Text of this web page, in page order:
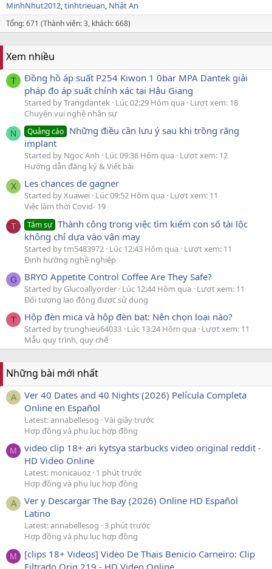
MinhNhut2012 tinhtrieuan Nhật An
Tổng: 671 (Thành viên: 3, khách: 668)
Xem nhiều
T
Đồng hồ áp suất P254 Kiwon 1 0bar MPA Dantek giải
pháp đo áp suất chính xác tại Hậu Giang
Started by Trangdantek Lúc 02:29 Hôm qua Lượt xem: 18
Chuyện vui nghề nhân sự
N Quảng cáo Những điều cần lưu ý sau khi trồng răng
implant
Started by Ngọc Anh Lúc 09:36 Hôm qua Lượt xem: 12
Hướng dẫn đăng ký & Viết bài
X Les chances de gagner
Started by Xuawei Lúc 09:52 Hôm qua Lượt xem: 11
Việc làm thời Covid- 19
T Tâm sự Thành công trong việc tìm kiếm con số tài lộc
không chỉ dựa vào vận may
Started by tm5483972 Lúc 12:43 Hôm qua Lượt xem: 11
Định hướng nghề nghiệp
G BRYO Appetite Control Coffee Are They Safe?
Started by Glucoallyorder Lúc 12:44 Hôm qua Lượt xem: 11
Đối tượng lao động được sử dụng
T Hộp đèn mica và hộp đèn bạt: Nên chọn loại nào?
Started by trunghieu64033 Lúc 13:24 Hôm qua Lượt xem: 11
Mẫu quy trình, quy chế
Những bài mới nhất
A
Ver 40 Dates and 40 Nights (2026) Película Completa
Online en Español
Latest: annabellesog Vài giây trước
Hợp đồng và phụ lục hợp đồng
M
video clip 18+ ari kytsya starbucks video original reddit -
HD Video Online
Latest: monicauoz 1 phút trước
Hợp đồng và phụ lục hợp đồng
A
Ver y Descargar The Bay (2026) Online HD Español
Latino
Latest: annabellesog 3 phút trước
Hợp đồng và phụ lục hợp đồng
M
[clips 18+ Videos] Video De Thais Benicio Carneiro: Clip
Filtrado Orig 219 - HD Video Online